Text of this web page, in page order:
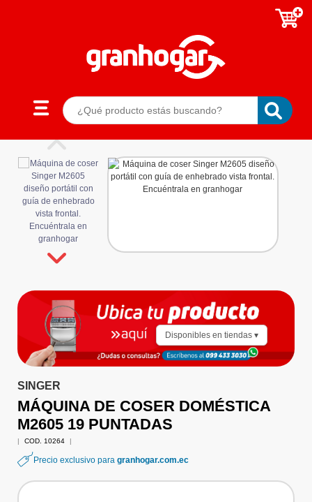
Disponibles en tiendas ▾
SINGER
MÁQUINA DE COSER DOMÉSTICA
M2605 19 PUNTADAS
COD. 10264
Precio exclusivo para granhogar.com.ec